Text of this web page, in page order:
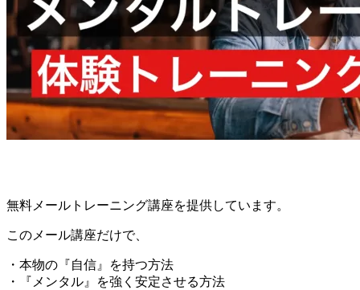
無料メールトレーニング講座を提供しています。
このメール講座だけで、
・本物の『自信』を持つ方法
・『メンタル』を強く安定させる方法